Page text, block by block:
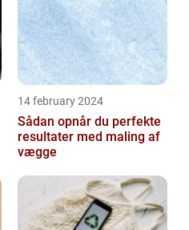
14 february 2024
Sådan opnår du perfekte
resultater med maling af
vægge